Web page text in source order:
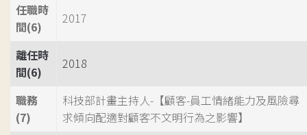
任職時
間(6)
2017
離任時
間(6)
2018
職務
(7)
科技部計畫主持人-【顧客-員工情緒能力及風險尋
求傾向配適對顧客不文明行為之影響】